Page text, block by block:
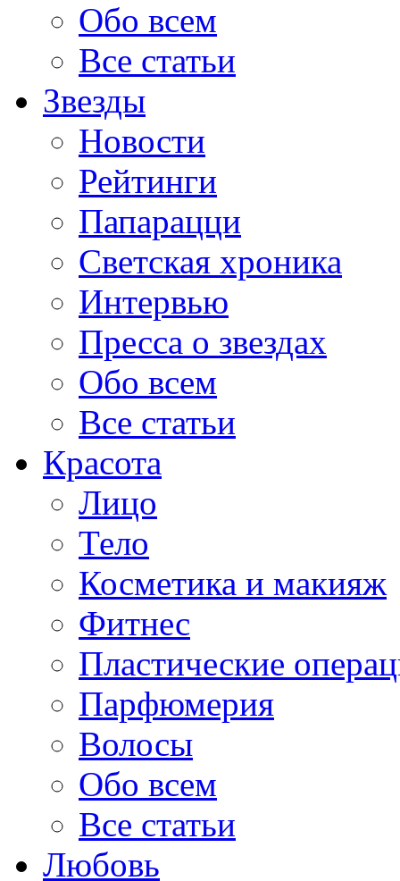
Обо всем
Все статьи
Звезды
Новости
Рейтинги
Папарацци
Светская хроника
Интервью
Пресса о звездах
Обо всем
Все статьи
Красота
Лицо
Тело
Косметика и макияж
Фитнес
Пластические
Парфюмерия
Волосы
Обо всем
Все статьи
Любовь